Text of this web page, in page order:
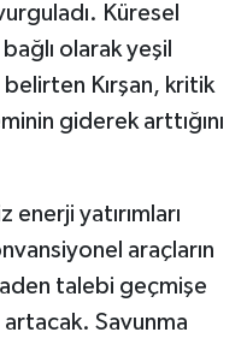
Küresel
olarak yeşil
belirten Kırşan, kritik
giderek arttığını
yatırımları
araçların
talebi geçmişe
Savunma